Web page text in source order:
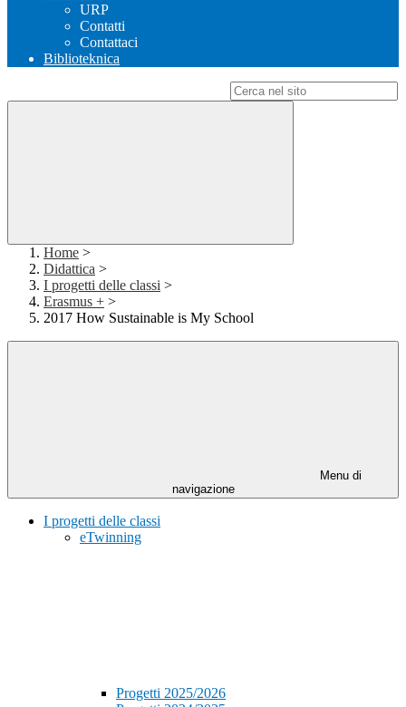
URP
Contatti
Contattaci
Biblioteknica
Home >
Didattica >
I progetti delle classi >
Erasmus + >
2017 How Sustainable is My School
Menu di
navigazione
I progetti delle classi
eTwinning
Progetti 2025/2026